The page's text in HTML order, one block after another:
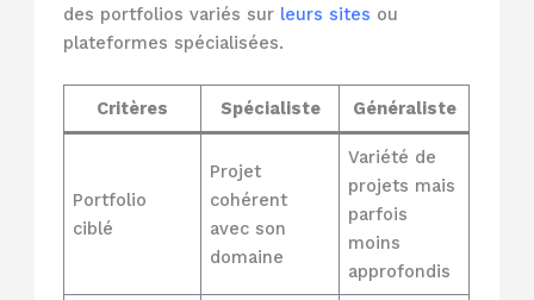
des portfolios variés sur leurs sites ou
plateformes spécialisées.
Critères Spécialiste Généraliste
Portfolio
ciblé
Projet
cohérent
avec son
domaine
Variété de
projets mais
parfois
moins
approfondis